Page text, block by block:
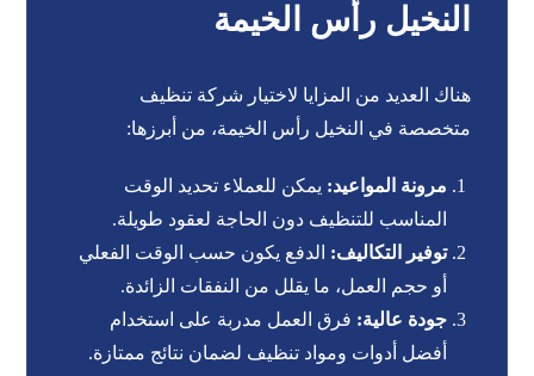
النخيل رأس الخيمة
هناك العديد من المزايا لاختيار شركة تنظيف
متخصصة في النخيل رأس الخيمة، من أبرزها:
مرونة المواعيد: يمكن للعملاء تحديد الوقت
المناسب للتنظيف دون الحاجة لعقود طويلة.
توفير التكاليف: الدفع يكون حسب الوقت الفعلي
أو حجم العمل، ما يقلل من النفقات الزائدة.
جودة عالية: فرق العمل مدربة على استخدام
أفضل أدوات ومواد تنظيف لضمان نتائج ممتازة.